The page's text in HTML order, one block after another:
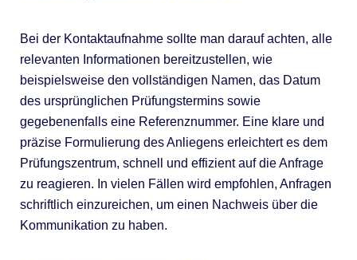
Bei der Kontaktaufnahme sollte man darauf achten, alle
relevanten Informationen bereitzustellen, wie
beispielsweise den vollständigen Namen, das Datum
des ursprünglichen Prüfungstermins sowie
gegebenenfalls eine Referenznummer. Eine klare und
präzise Formulierung des Anliegens erleichtert es dem
Prüfungszentrum, schnell und effizient auf die Anfrage
zu reagieren. In vielen Fällen wird empfohlen, Anfragen
schriftlich einzureichen, um einen Nachweis über die
Kommunikation zu haben.